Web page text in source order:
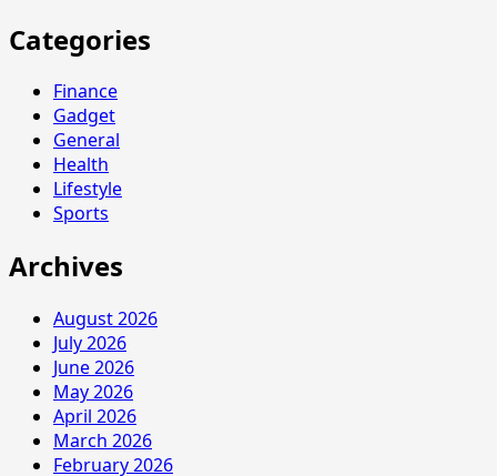
Categories
Finance
Gadget
General
Health
Lifestyle
Sports
Archives
August 2026
July 2026
June 2026
May 2026
April 2026
March 2026
February 2026